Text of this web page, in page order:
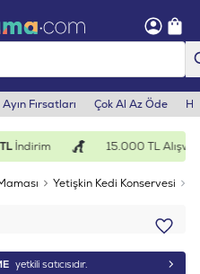
Ayın Fırsatları Çok Al Az Öde
İndirim 15.000 TL
Yetişkin Kedi Konservesi
yetkili satıcısıdır.